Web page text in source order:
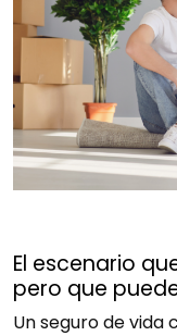
El escenario
pero que
Un seguro de vida